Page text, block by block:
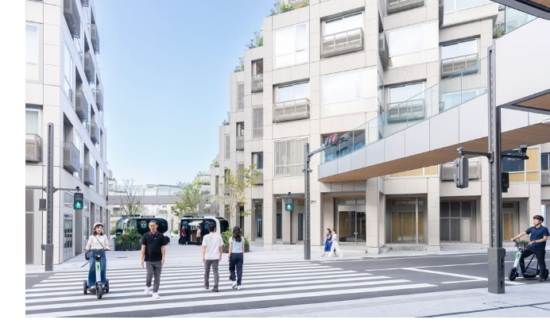
ΚΤΕΟ
Οδική βοήθεια
eDRIVE
DRIVE USED